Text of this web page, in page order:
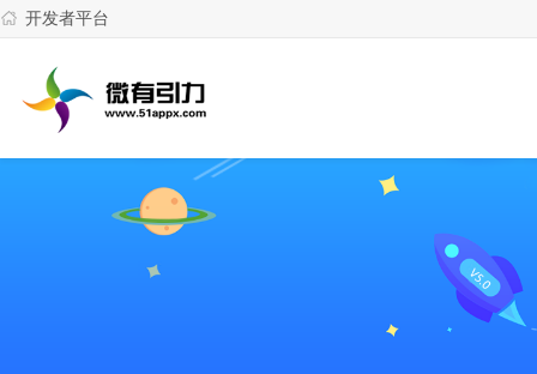
开发者平台